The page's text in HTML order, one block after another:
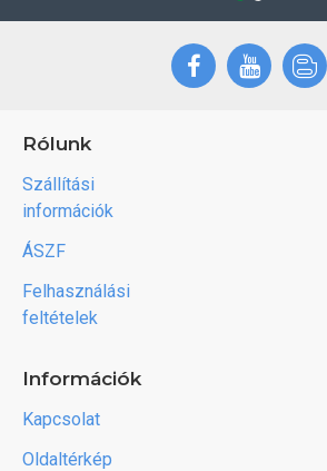
Rólunk
Szállítási
információk
ÁSZF
Felhasználási
feltételek
Információk
Kapcsolat
Oldaltérkép